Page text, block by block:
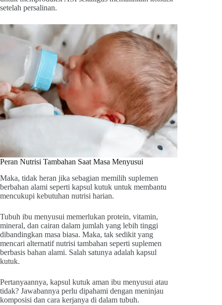
setelah persalinan.
Peran Nutrisi Tambahan Saat Masa Menyusui
Maka, tidak heran jika sebagian memilih suplemen
berbahan alami seperti kapsul kutuk untuk membantu
mencukupi kebutuhan nutrisi harian.
Tubuh ibu menyusui memerlukan protein, vitamin,
mineral, dan cairan dalam jumlah yang lebih tinggi
dibandingkan masa biasa. Maka, tak sedikit yang
mencari alternatif nutrisi tambahan seperti suplemen
berbasis bahan alami. Salah satunya adalah kapsul
kutuk.
Pertanyaannya, kapsul kutuk aman ibu menyusui atau
tidak? Jawabannya perlu dipahami dengan meninjau
komposisi dan cara kerjanya di dalam tubuh.